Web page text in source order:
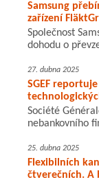
Samsung
zařízení
Společnost
dohodu o
27. dubna 2025
SGEF
Société
nebankovního
25. dubna 2025
Flexibilních
čtverečních. A